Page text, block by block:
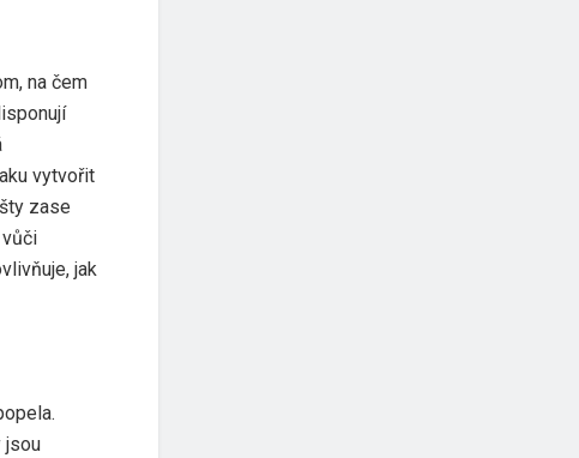
na čem
vytvořit
zase
jak
jsou